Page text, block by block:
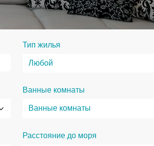
Тип жилья
Ванные комнаты
Расстояние до моря